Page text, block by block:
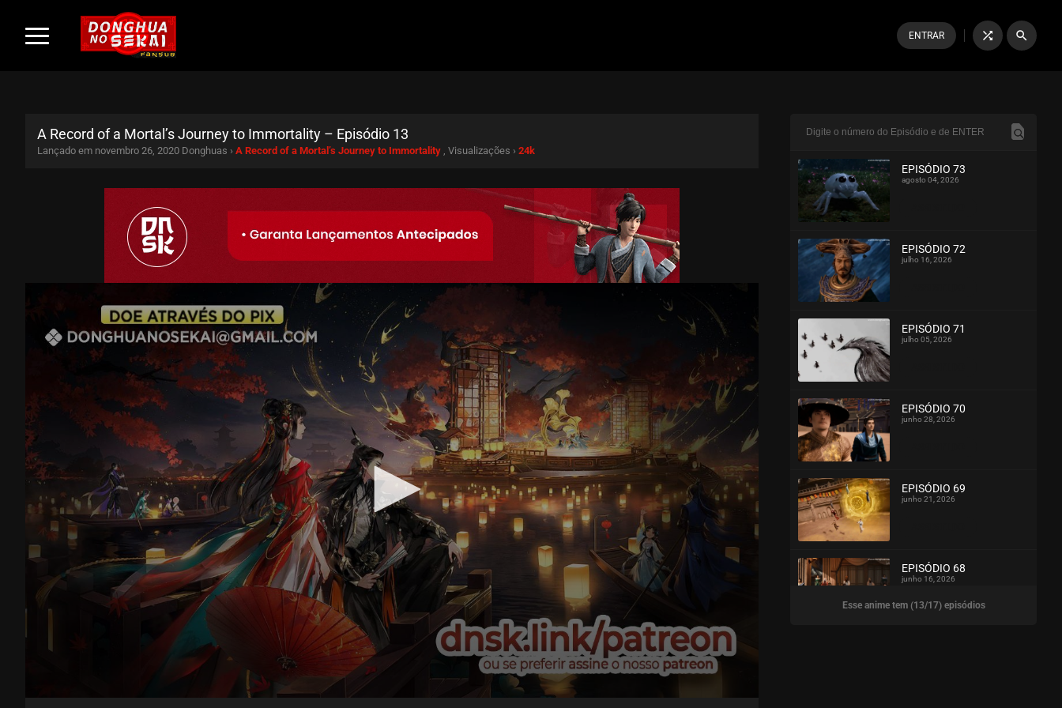
ENTRAR shuffle search
A Record of a Mortal’s Journey to Immortality – Episódio 13
Lançado em novembro 26, 2020 Donghuas › A Record of a Mortal’s Journey to Immortality , Visualizações › 24k
EPISÓDIO 73
agosto 04, 2026
EPISÓDIO 72
julho 16, 2026
EPISÓDIO 71
julho 05, 2026
EPISÓDIO 70
junho 28, 2026
EPISÓDIO 69
junho 21, 2026
ASSISTIDO
EPISÓDIO 68
junho 16, 2026
Esse anime tem (13/17) episódios